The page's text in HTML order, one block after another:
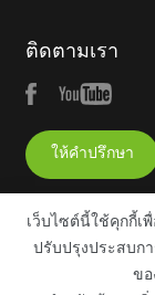
ติดตามเรา
ให้คำปรึกษา
เว็บไซต์นี้ใช้คุกกี้
ปรับปรุงประสบก
ขอ